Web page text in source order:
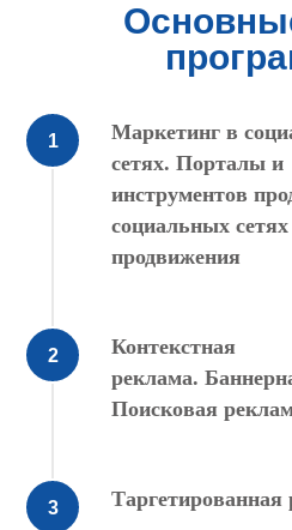
Маркетинг в
сетях. Порталы
инструментов
социальных
продвижения
Контекстная
реклама.
Поисковая
Таргетированная